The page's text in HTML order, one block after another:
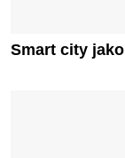
Smart city